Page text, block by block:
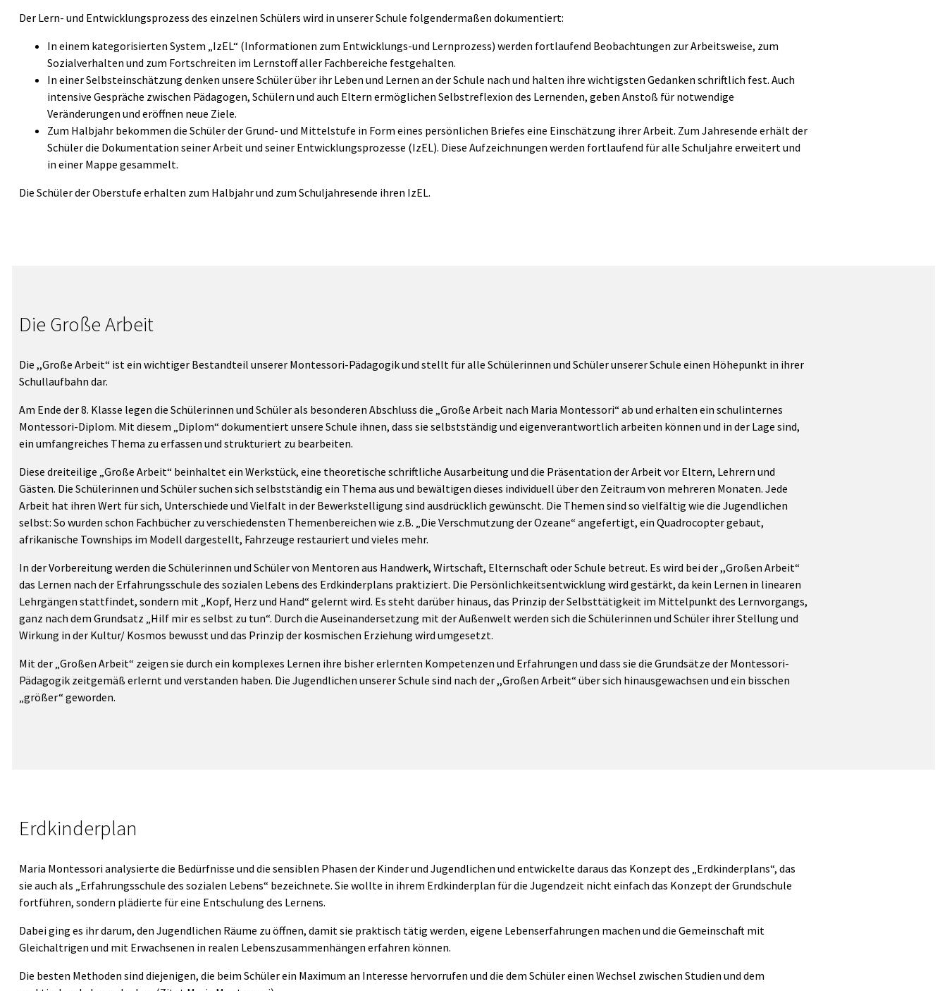
Der Lern- und Entwicklungsprozess des einzelnen Schülers wird in unserer Schule folgendermaßen dokumentiert:
In einem kategorisierten System „IzEL“ (Informationen zum Entwicklungs-und Lernprozess) werden fortlaufend Beobachtungen zur Arbeitsweise, zum
Sozialverhalten und zum Fortschreiten im Lernstoff aller Fachbereiche festgehalten.
In einer Selbsteinschätzung denken unsere Schüler über ihr Leben und Lernen an der Schule nach und halten ihre wichtigsten Gedanken schriftlich fest. Auch
intensive Gespräche zwischen Pädagogen, Schülern und auch Eltern ermöglichen Selbstreflexion des Lernenden, geben Anstoß für notwendige
Veränderungen und eröffnen neue Ziele.
Zum Halbjahr bekommen die Schüler der Grund- und Mittelstufe in Form eines persönlichen Briefes eine Einschätzung ihrer Arbeit. Zum Jahresende erhält der
Schüler die Dokumentation seiner Arbeit und seiner Entwicklungsprozesse (IzEL). Diese Aufzeichnungen werden fortlaufend für alle Schul­jahre erweitert und
in einer Mappe gesammelt.
Die Schüler der Oberstufe erhalten zum Halbjahr und zum Schuljahresende ihren IzEL.
Die Große Arbeit
Die ,,Große Arbeit“ ist ein wichtiger Bestandteil unserer Montessori-Pädagogik und stellt für alle Schülerinnen und Schüler unserer Schule einen Höhepunkt in ihrer
Schullaufbahn dar.
Am Ende der 8. Klasse legen die Schülerinnen und Schüler als besonderen Abschluss die „Große Arbeit nach Maria Montessori“ ab und erhalten ein schulinternes
Montessori-Diplom. Mit diesem „Diplom“ dokumentiert unsere Schule ihnen, dass sie selbstständig und eigenverantwortlich arbeiten können und in der Lage sind,
ein umfangreiches Thema zu erfassen und strukturiert zu bearbeiten.
Diese dreiteilige „Große Arbeit“ beinhaltet ein Werkstück, eine theoretische schriftliche Ausarbeitung und die Präsentation der Arbeit vor Eltern, Lehrern und
Gästen. Die Schülerinnen und Schüler suchen sich selbstständig ein Thema aus und bewältigen dieses individuell über den Zeitraum von mehreren Monaten. Jede
Arbeit hat ihren Wert für sich, Unterschiede und Vielfalt in der Bewerkstelligung sind ausdrücklich gewünscht. Die Themen sind so vielfältig wie die Jugendlichen
selbst: So wurden schon Fachbücher zu verschiedensten Themenbereichen wie z.B. „Die Verschmutzung der Ozeane“ angefertigt, ein Quadrocopter gebaut,
afrikanische Townships im Modell dargestellt, Fahrzeuge restauriert und vieles mehr.
In der Vorbereitung werden die Schülerinnen und Schüler von Mentoren aus Handwerk, Wirtschaft, Elternschaft oder Schule betreut. Es wird bei der ,,Großen Arbeit“
das Lernen nach der Erfahrungsschule des sozialen Lebens des Erdkinderplans praktiziert. Die Persönlichkeitsentwicklung wird gestärkt, da kein Lernen in linearen
Lehrgängen stattfindet, sondern mit „Kopf, Herz und Hand“ gelernt wird. Es steht darüber hinaus, das Prinzip der Selbsttätigkeit im Mittelpunkt des Lernvorgangs,
ganz nach dem Grundsatz „Hilf mir es selbst zu tun“. Durch die Auseinandersetzung mit der Außenwelt werden sich die Schülerinnen und Schüler ihrer Stellung und
Wirkung in der Kultur/ Kosmos bewusst und das Prinzip der kosmischen Erziehung wird umgesetzt.
Mit der „Großen Arbeit“ zeigen sie durch ein komplexes Lernen ihre bisher erlernten Kompetenzen und Erfahrungen und dass sie die Grundsätze der Montessori-
Pädagogik zeitgemäß erlernt und verstanden haben. Die Jugendlichen unserer Schule sind nach der ,,Großen Arbeit“ über sich hinausgewachsen und ein bisschen
„größer“ geworden.
Erdkinderplan
Maria Montessori analysierte die Bedürfnisse und die sensiblen Phasen der Kinder und Jugendlichen und entwickelte daraus das Konzept des „Erdkinderplans“, das
sie auch als „Erfahrungsschule des sozialen Lebens“ bezeichnete. Sie wollte in ihrem Erdkinderplan für die Jugendzeit nicht einfach das Konzept der Grundschule
fortführen, sondern plädierte für eine Entschulung des Lernens.
Dabei ging es ihr darum, den Jugendlichen Räume zu öffnen, damit sie praktisch tätig werden, eigene Lebenserfahrungen machen und die Gemeinschaft mit
Gleichaltrigen und mit Erwachsenen in realen Lebenszusammenhängen erfahren können.
Die besten Methoden sind diejenigen, die beim Schüler ein Maximum an Interesse hervorrufen und die dem Schüler einen Wechsel zwischen Studien und dem